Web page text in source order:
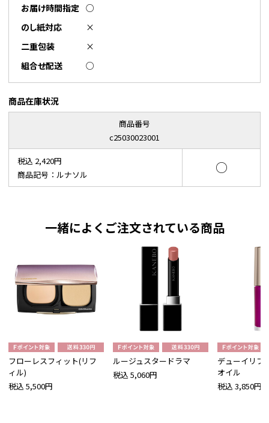
お届け時間指定 ○
のし紙対応
×
二重包装
×
組合せ配送
○
商品在庫状況
商品番号
c25030023001
税込 2,420円
商品記号：ルナソル
○
一緒によくご注文されている商品
フローレスフィット(リフ
ィル)
税込 5,500円
ルージュスタードラマ
税込 5,060円
デューイリフ
オイル
税込 3,850円